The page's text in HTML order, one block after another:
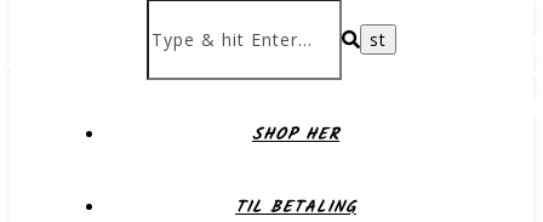
SHOP HER
TIL BETALING